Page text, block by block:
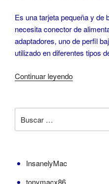
Es una tarjeta pequeña y de
necesita conector de
adaptadores, uno de perfil
utilizado en diferentes tipos
Continuar leyendo«Radeon
4100
Big
por:
InsanelyMac
tonymacx86